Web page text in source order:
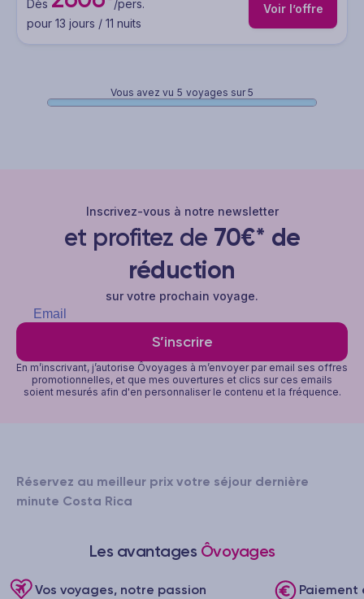
Dès
/pers.
pour 13 jours / 11 nuits
Voir l’offre
Vous avez vu 5 voyages sur 5
Inscrivez-vous à notre newsletter
et profitez de 70€* de
réduction
sur votre prochain voyage.
S’inscrire
En m’inscrivant, j’autorise Ôvoyages à m’envoyer par email ses offres
promotionnelles, et que mes ouvertures et clics sur ces emails
soient mesurés afin d'en personnaliser le contenu et la fréquence.
Réservez au meilleur prix votre séjour dernière
minute Costa Rica
Les avantages Ôvoyages
Vos voyages, notre passion Paiement